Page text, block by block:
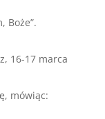
Boże”.
16-17 marca
mówiąc: